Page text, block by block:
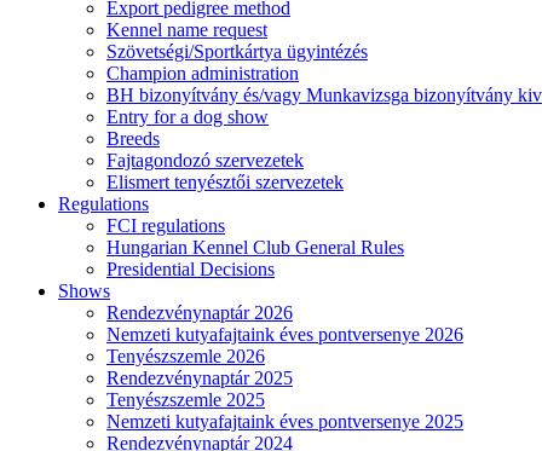
Export pedigree method
Kennel name request
Szövetségi/Sportkártya ügyintézés
Champion administration
BH bizonyítvány és/vagy Munkavizsga bizonyítvány
Entry for a dog show
Breeds
Fajtagondozó szervezetek
Elismert tenyésztői szervezetek
Regulations
FCI regulations
Hungarian Kennel Club General Rules
Presidential Decisions
Shows
Rendezvénynaptár 2026
Nemzeti kutyafajtaink éves pontversenye 2026
Tenyészszemle 2026
Rendezvénynaptár 2025
Tenyészszemle 2025
Nemzeti kutyafajtaink éves pontversenye 2025
Rendezvénynaptár 2024